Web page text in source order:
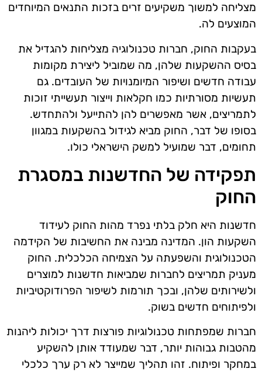
מצליחה למשוך משקיעים זרים בזכות התנאים המיוחדים
המוצעים לה.
בעקבות החוק, חברות טכנולוגיה מצליחות להגדיל את
בסיס ההשקעות שלהן, מה שמוביל ליצירת מקומות
עבודה חדשים ושיפור המיומנויות של העובדים. גם
תעשיות מסורתיות כמו חקלאות וייצור תעשייתי זוכות
לתמריצים, אשר מאפשרים להן להתייעל ולהתחדש.
בסופו של דבר, החוק מביא לגידול בהשקעות במגוון
תחומים, דבר שמועיל למשק הישראלי כולו.
תפקידה של החדשנות במסגרת
החוק
חדשנות היא חלק בלתי נפרד מהות החוק לעידוד
השקעות הון. המדינה מבינה את החשיבות של הקידמה
הטכנולוגית והשפעתה על הצמיחה הכלכלית. החוק
מעניק תמריצים לחברות שמביאות חדשנות למוצרים
ולשירותים שלהן, ובכך תורמות לשיפור הפרודוקטיביות
ולפיתוחים חדשים בשוק.
חברות שמפתחות טכנולוגיות פורצות דרך יכולות ליהנות
מהטבות גבוהות יותר, דבר שמעודד אותן להשקיע
במחקר ופיתוח. זהו תהליך שמייצר לא רק ערך כלכלי